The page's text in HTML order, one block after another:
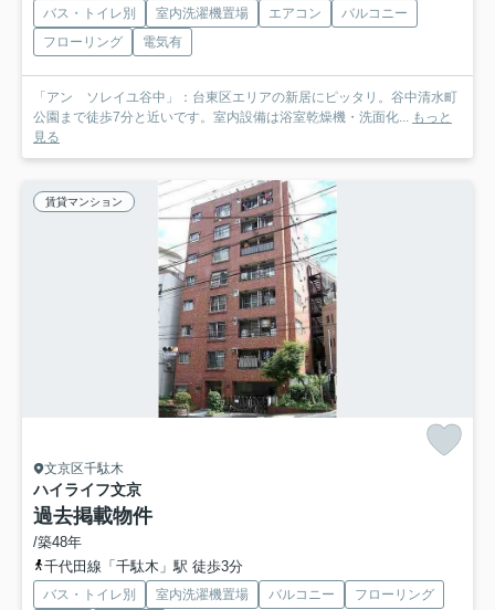
バス・トイレ別 室内洗濯機置場 エアコン
バルコニー
フローリング
電気有
「アン ソレイユ谷中」：台東区エリアの新居にピッタリ。谷中清水町
公園まで徒歩7分と近いです。室内設備は浴室乾燥機・洗面化... もっと
見る
賃貸マンション
文京区千駄木
ハイライフ文京
過去掲載物件
/築48年
千代田線「千駄木」駅 徒歩3分
バス・トイレ別 室内洗濯機置場 バルコニー
フローリング